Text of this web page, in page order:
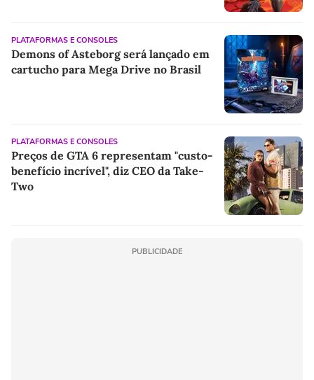
PLATAFORMAS E CONSOLES
Demons of Asteborg será lançado em
cartucho para Mega Drive no Brasil
PLATAFORMAS E CONSOLES
Preços de GTA 6 representam "custo-
benefício incrível", diz CEO da Take-
Two
PUBLICIDADE